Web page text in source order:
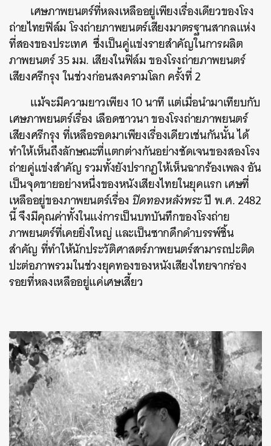
เศษภาพยนตร์ที่หลงเหลืออยู่เพียงเรื่องเดียวของโรง
ถ่ายไทยฟิล์ม โรงถ่ายภาพยนตร์เสียงมาตรฐานสากลแห่ง
ที่สองของประเทศ ซึ่งเป็นคู่แข่งรายสำคัญในการผลิต
ภาพยนตร์ 35 มม. เสียงในฟิล์ม ของโรงถ่ายภาพยนตร์
เสียงศรีกรุง ในช่วงก่อนสงครามโลก ครั้งที่ 2
แม้จะมีความยาวเพียง 10 นาที แต่เมื่อนำมาเทียบกับ
เศษภาพยนตร์เรื่อง เลือดชาวนา ของโรงถ่ายภาพยนตร์
เสียงศรีกรุงที่เหลือรอดมาเพียงเรื่องเดียวเช่นกันนั้น ได้
ทำให้เห็นถึงลักษณะที่แตกต่างกันอย่างชัดเจนของสองโรง
ถ่ายคู่แข่งสำคัญ รวมทั้งยังปรากฏให้เห็นฉากร้องเพลง อัน
เป็นจุดขายอย่างหนึ่งของหนังเสียงไทยในยุคแรก เศษที่
เหลืออยู่ของภาพยนตร์เรื่องปิดทองหลังพระปี พ.ศ. 2482
นี้จึงมีคุณค่าทั้งในแง่การเป็นบทบันทึกของโรงถ่าย
ภาพยนตร์ที่เคยยิ่งใหญ่และเป็นซากดึกดำบรรพ์ชิ้น
สำคัญ ที่ทำให้นักประวัติศาสตร์ภาพยนตร์สามารถปะติด
ปะต่อภาพรวมในช่วงยุคทองของหนังเสียงไทยจากร่อง
รอยที่หลงเหลืออยู่แค่เศษเสี้ยว